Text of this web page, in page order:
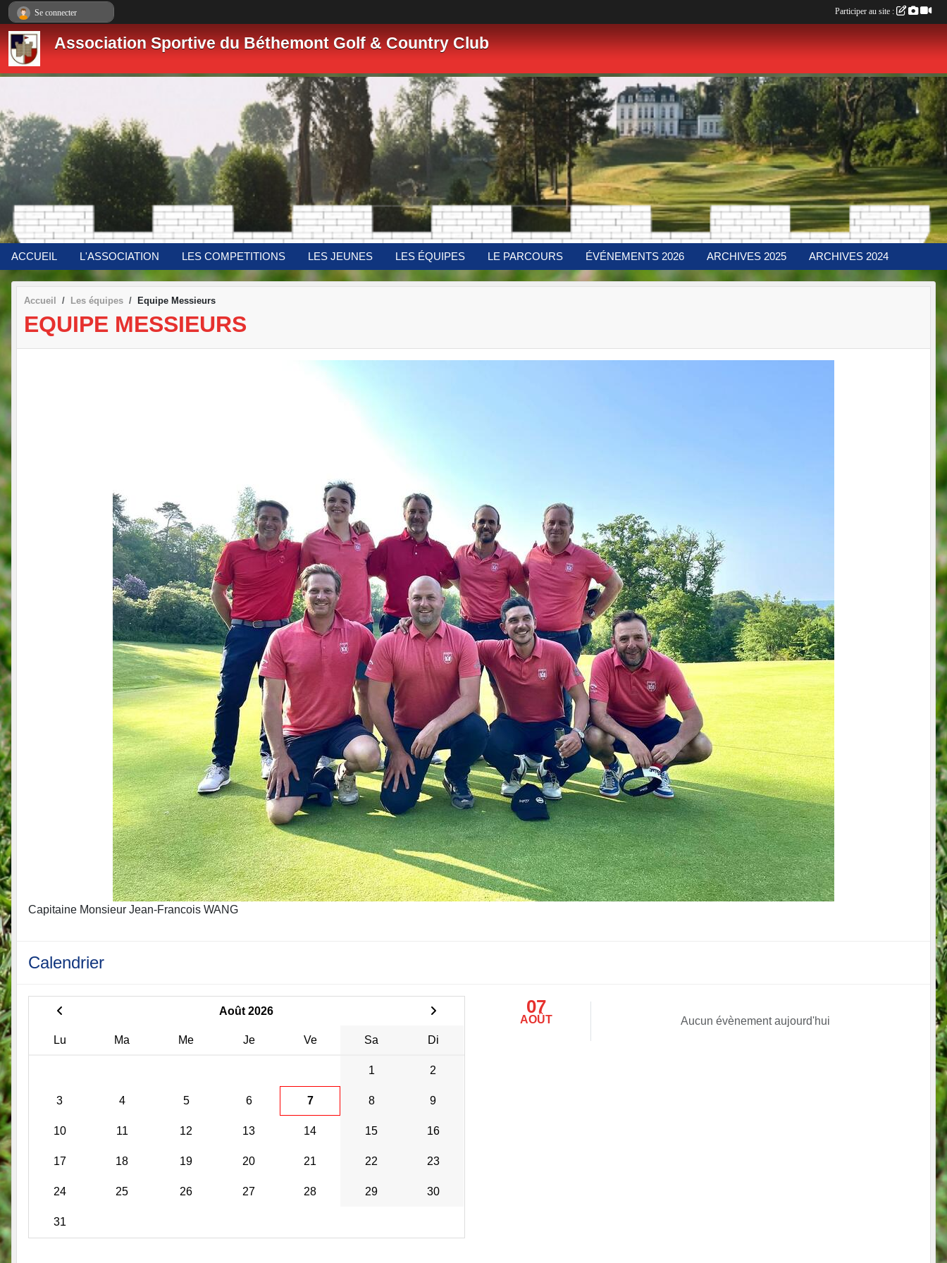
Association Sportive du Béthemont Golf & Country Club
ACCUEIL L'ASSOCIATION LES COMPETITIONS LES JEUNES LES ÉQUIPES LE PARCOURS ÉVÉNEMENTS 2026 ARCHIVES 2025 ARCHIVES 2024
Accueil Les équipes Equipe Messieurs
EQUIPE MESSIEURS
Capitaine Monsieur Jean-Francois WANG
Calendrier
Août 2026
Lu Ma Me Je Ve Sa Di
1 2
3 4 5 6 7 8 9
10 11 12 13 14 15 16
17 18 19 20 21 22 23
24 25 26 27 28 29 30
31
07
AOÛT Aucun évènement aujourd'hui
Se connecter Participer au site :
Panneau de gestion des cookies